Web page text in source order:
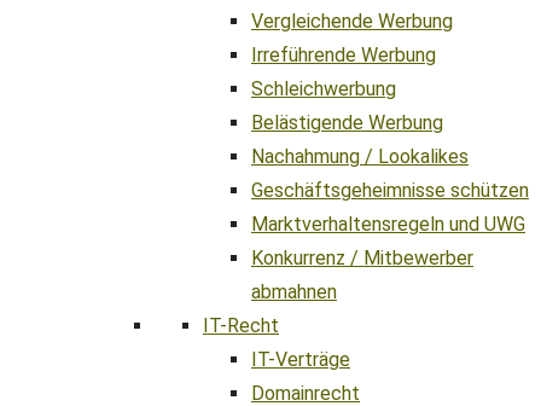
Vergleichende Werbung
Irreführende Werbung
Schleichwerbung
Belästigende Werbung
Nachahmung / Lookalikes
Geschäftsgeheimnisse schützen
Marktverhaltensregeln und UWG
Konkurrenz / Mitbewerber
abmahnen
IT-Recht
IT-Verträge
Domainrecht